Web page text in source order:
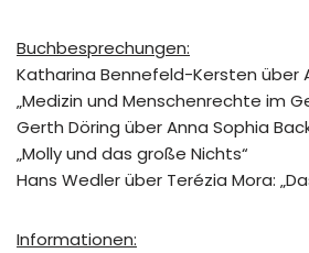
Buchbesprechungen:
Katharina Bennefeld-Kersten über
„Medizin und Menschenrechte im
Gerth Döring über Anna Sophia
„Molly und das große Nichts“
Hans Wedler über Terézia Mora:
Informationen: